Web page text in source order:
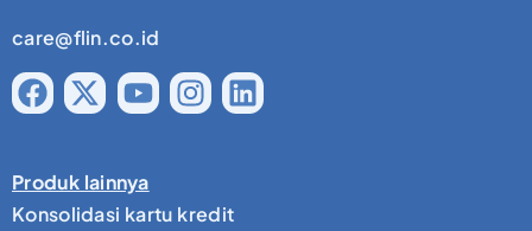
care@flin.co.id
Produk lainnya
Konsolidasi kartu kredit